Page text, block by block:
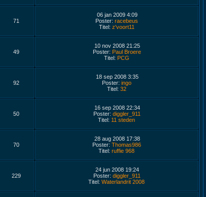
71
06 jan 2009 4:09
Poster: racebeus
Titel: z'voort11
49
10 nov 2008 21:25
Poster: Paul Broere
Titel: PCG
92
18 sep 2008 3:35
Poster: ingo
Titel: 32
50
16 sep 2008 22:34
Poster: diggler_911
Titel: 11 steden
70
28 aug 2008 17:38
Poster: Thomas986
Titel: ruffie 968
229
24 jun 2008 19:24
Poster: diggler_911
Titel: Waterlandrit 2008